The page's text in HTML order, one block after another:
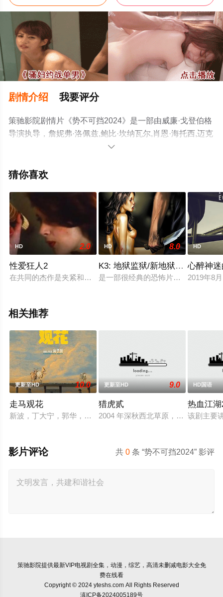
剧情介绍 我要评分
策驰影院剧情片《势不可挡2024》是一部由威廉·戈登伯格
导演执导，詹妮弗·洛佩兹,鲍比·坎纳瓦尔,肖恩·海托西,迈克
尔·佩纳,唐·钱德尔,麦凯尔泰·威廉逊,贾雷尔·杰罗姆,朱莉安
洛斯·索洛萨等明星精彩演绎的美国电影，手机免费观看高
可移步至豆瓣电影、电视猫或剧情网等平台了解。
。

猜你喜欢
HD 2.0
性爱狂人2
在共同的杰作是夹紧和隐蔽手段，夫妇与秘密，直到他们准备
HD 8.0
K3: 地狱监狱/新地狱监牢
是一部很经典的恐怖片效果题材....
HD
心醉神
2019年8
相关推荐
更新至HD 10.0
走马观花
新波，丁大宁，郭华，程一木他们毕业于同一所大学。他们和很
更新至HD 9.0
猎虎贰
2004 年深秋西北草原，假交警截停
HD国语
热血江湖
该剧主要
共0 条 “势不可挡2024” 影评
影片评论
策驰影院提供最新VIP电视剧全集，动漫，综艺，高清未删减电影大全免
费在线看
Copyright © 2024 yteshs.com All Rights Reserved
滇ICP备2024005189号